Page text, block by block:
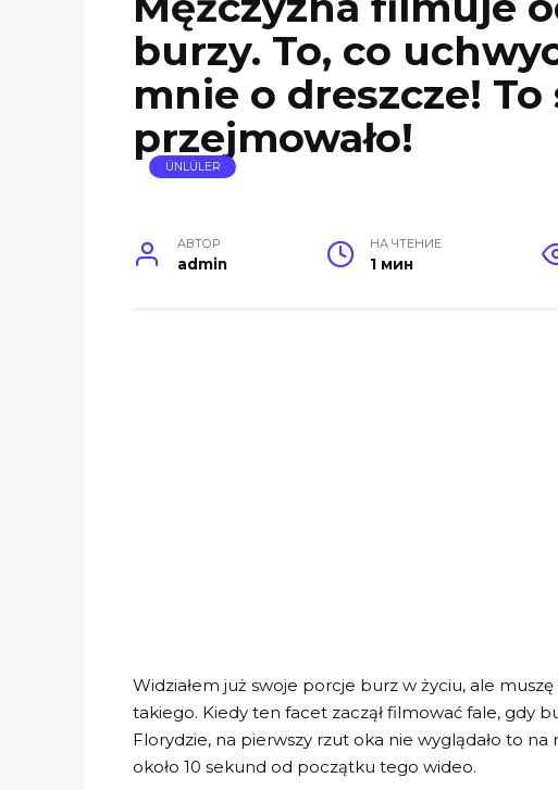
burzy. To, co
mnie o dreszcze!
przejmowało!
ÜNLÜLER
АВТОР
admin
НА ЧТЕНИЕ
1 мин
Widziałem już swoje porcje burz w życiu, ale
takiego. Kiedy ten facet zaczął filmować fale, gdy
Florydzie, na pierwszy rzut oka nie wyglądało to
około 10 sekund od początku tego wideo.